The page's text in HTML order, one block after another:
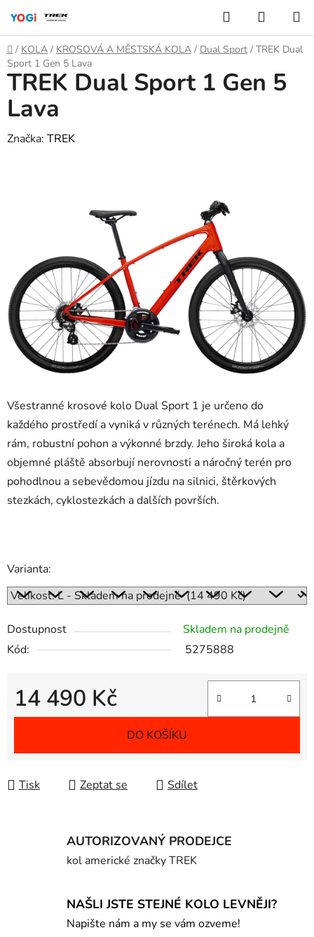
obsah
Hledat
KOŠÍK
Domů
/ KOLA / KROSOVÁ A MĚSTSKÁ KOLA / Dual Sport / TREK Dual
Sport 1 Gen 5 Lava
Všestranné krosové kolo Dual Sport 1 je určeno do
každého prostředí a vyniká v různých terénech. Má lehký
rám, robustní pohon a výkonné brzdy. Jeho široká kola a
objemné pláště absorbují nerovnosti a náročný terén pro
pohodlnou a sebevědomou jízdu na silnici, štěrkových
stezkách, cyklostezkách a dalších površích.
Varianta:
Dostupnost
Skladem na prodejně
Kód:
5275888
14 490 Kč
Měrná cena:
DO KOŠÍKU
Tisk Zeptat se Sdílet
TREK Dual Sport 1 Gen 5
Lava
Značka: TREK
AUTORIZOVANÝ PRODEJCE
kol americké značky TREK
NAŠLI JSTE STEJNÉ KOLO LEVNĚJI?
Napište nám a my se vám ozveme!